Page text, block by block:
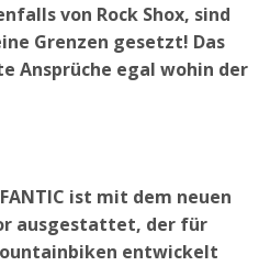
von Rock Shox, sind
Grenzen gesetzt! Das
Ansprüche egal wohin der
ist mit dem neuen
ausgestattet, der für
entwickelt